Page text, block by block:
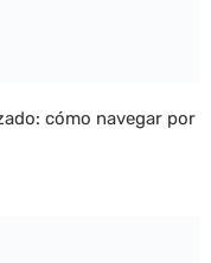
cómo navegar por